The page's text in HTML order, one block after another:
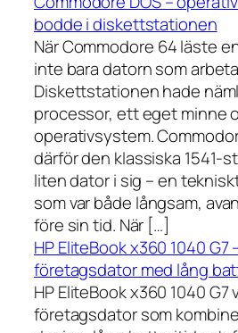
bodde i diskettstationen
När Commodore 64 läste
inte bara datorn som
Diskettstationen hade
processor, ett eget minne
operativsystem.
därför den klassiska 1541-
liten dator i sig – en
som var både långsam,
före sin tid. När […]
HP EliteBook x360 1040 G7
företagsdator med lång
HP EliteBook x360 1040
företagsdator som